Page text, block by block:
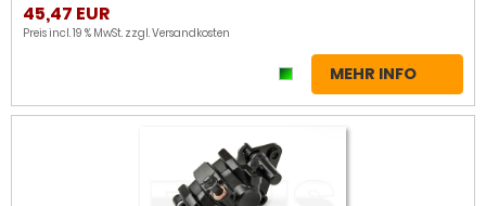
45,47 EUR
Preis incl. 19 % MwSt. zzgl.Versandkosten
MEHR INFO